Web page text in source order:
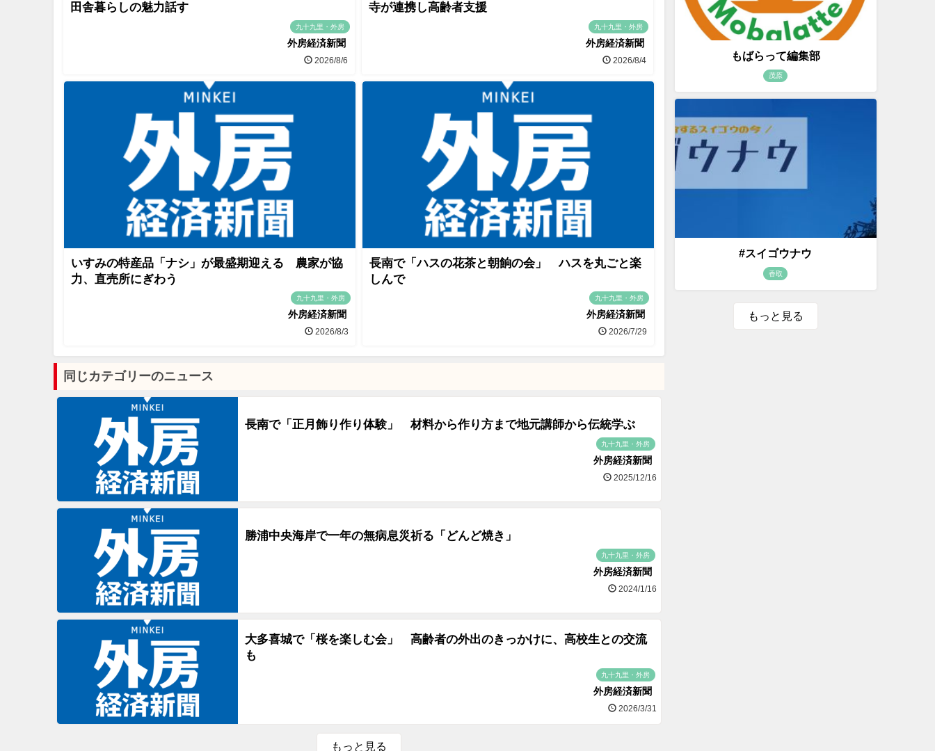
田舎暮らしの魅力話す
九十九里・外房
外房経済新聞
2026/8/6
寺が連携し高齢者支援
九十九里・外房
外房経済新聞
2026/8/4
いすみの特産品「ナシ」が最盛期迎える 農家が協
力、直売所にぎわう
九十九里・外房
外房経済新聞
2026/8/3
長南で「ハスの花茶と朝餉の会」 ハスを丸ごと楽
しんで
九十九里・外房
外房経済新聞
2026/7/29
同じカテゴリーのニュース
長南で「正月飾り作り体験」 材料から作り方まで地元講師から伝統学ぶ
九十九里・外房
外房経済新聞
2025/12/16
勝浦中央海岸で一年の無病息災祈る「どんど焼き」
九十九里・外房
外房経済新聞
2024/1/16
大多喜城で「桜を楽しむ会」 高齢者の外出のきっかけに、高校生との交流
も
九十九里・外房
外房経済新聞
2026/3/31
もっと見る
もばらって編集部
茂原
#スイゴウナウ
香取
もっと見る